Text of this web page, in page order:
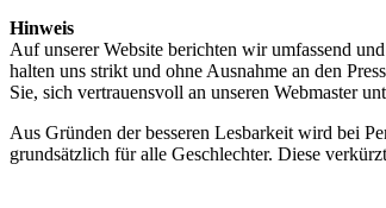
Hinweis
Auf unserer Website berichten wir umfassend
halten uns strikt und ohne Ausnahme an den
Sie, sich vertrauensvoll an unseren Webmaster
Aus Gründen der besseren Lesbarkeit wird bei
grundsätzlich für alle Geschlechter. Diese